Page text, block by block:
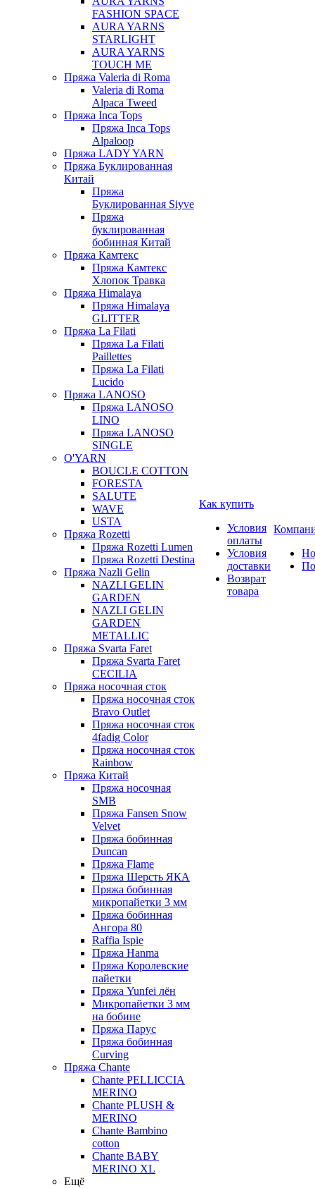
FASHION SPACE
AURA YARNS
STARLIGHT
AURA YARNS
TOUCH ME
Пряжа Valeria di Roma
Valeria di Roma
Alpaca Tweed
Пряжа Inca Tops
Пряжа Inca Tops
Alpaloop
Пряжа LADY YARN
Пряжа Буклированная
Китай
Пряжа
Буклированная Siyve
Пряжа
буклированная
бобинная Китай
Пряжа Камтекс
Пряжа Камтекс
Хлопок Травка
Пряжа Himalaya
Пряжа Himalaya
GLITTER
Пряжа La Filati
Пряжа La Filati
Paillettes
Пряжа La Filati
Lucido
Пряжа LANOSO
Пряжа LANOSO
LINO
Пряжа LANOSO
SINGLE
O'YARN
BOUCLE COTTON
FORESTA
SALUTE
WAVE
USTA
Пряжа Rozetti
Пряжа Rozetti Lumen
Пряжа Rozetti Destina
Пряжа Nazli Gelin
NAZLI GELIN
GARDEN
NAZLI GELIN
GARDEN
METALLIC
Пряжа Svarta Faret
Пряжа Svarta Faret
CECILIA
Пряжа носочная сток
Пряжа носочная сток
Bravo Outlet
Пряжа носочная сток
4fadig Color
Пряжа носочная сток
Rainbow
Пряжа Китай
Пряжа носочная
SMB
Пряжа Fansen Snow
Velvet
Пряжа бобинная
Duncan
Пряжа Flame
Пряжа Шерсть ЯКА
Пряжа бобинная
микропайетки 3 мм
Пряжа бобинная
Ангора 80
Raffia Ispie
Пряжа Hanma
Пряжа Королевские
пайетки
Пряжа Yunfei лён
Микропайетки 3 мм
на бобине
Пряжа Парус
Пряжа бобинная
Curving
Пряжа Chante
Chante PELLICCIA
MERINO
Chante PLUSH &
MERINO
Chante Bambino
cotton
Chante BABY
MERINO XL
Ещё
Как купить
Условия
оплаты
Условия
доставки
Возврат
товара